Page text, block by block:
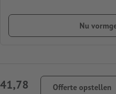
Nu
Offerte opstellen